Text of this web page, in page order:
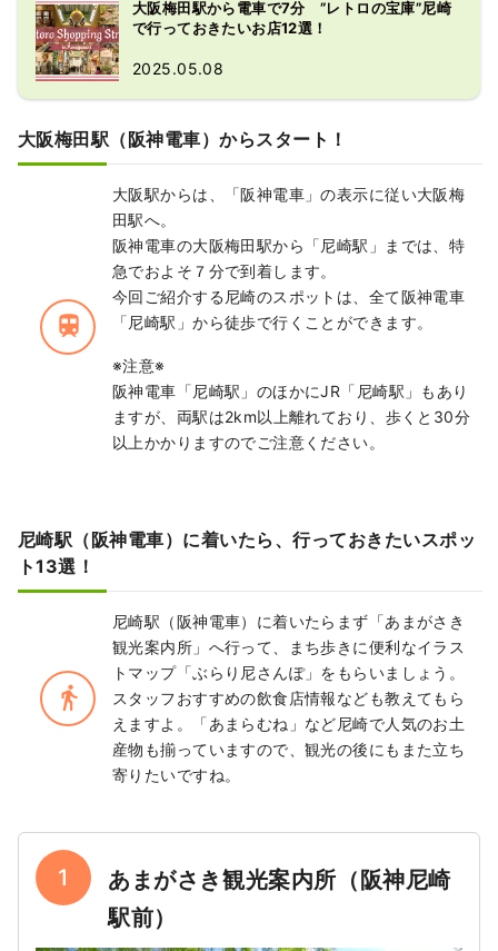
大阪梅田駅から電車で7分 ”レトロの宝庫”尼崎
で行っておきたいお店12選！
2025.05.08
大阪梅田駅（阪神電車）からスタート！
train
大阪駅からは、「阪神電車」の表示に従い大阪梅
田駅へ。
阪神電車の大阪梅田駅から「尼崎駅」までは、特
急でおよそ７分で到着します。
今回ご紹介する尼崎のスポットは、全て阪神電車
「尼崎駅」から徒歩で行くことができます。
※注意※
阪神電車「尼崎駅」のほかにJR「尼崎駅」もあり
ますが、両駅は2km以上離れており、歩くと30分
以上かかりますのでご注意ください。
尼崎駅（阪神電車）に着いたら、行っておきたいスポッ
ト13選！
directions_walk
尼崎駅（阪神電車）に着いたらまず「あまがさき
観光案内所」へ行って、まち歩きに便利なイラス
トマップ「ぶらり尼さんぽ」をもらいましょう。
スタッフおすすめの飲食店情報なども教えてもら
えますよ。「あまらむね」など尼崎で人気のお土
産物も揃っていますので、観光の後にもまた立ち
寄りたいですね。
1
あまがさき観光案内所（阪神尼崎
駅前）